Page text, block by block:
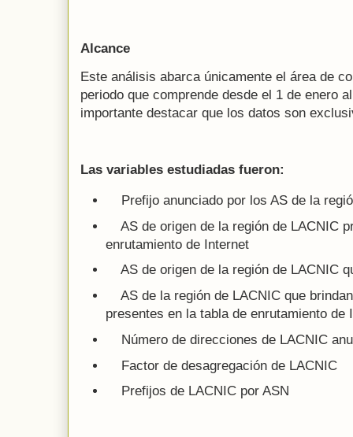
Alcance
Este análisis abarca únicamente el área de
periodo que comprende desde el 1 de enero
importante destacar que los datos son
Las variables estudiadas fueron:
Prefijo anunciado por los AS de la
AS de origen de la región de LACNIC
enrutamiento de Internet
AS de origen de la región de LACNIC
AS de la región de LACNIC que
presentes en la tabla de enrutamiento de
Número de direcciones de LACNIC
Factor de desagregación de LACNIC
Prefijos de LACNIC por ASN